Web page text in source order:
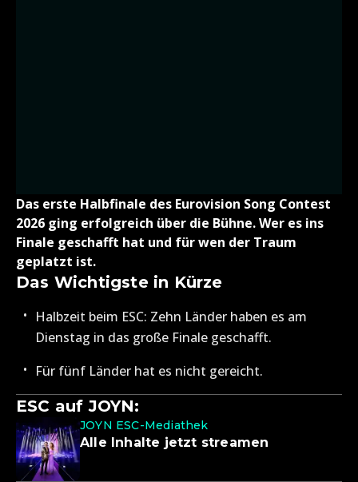
Das erste Halbfinale des Eurovision Song Contest
2026 ging erfolgreich über die Bühne. Wer es ins
Finale geschafft hat und für wen der Traum
geplatzt ist.
Das Wichtigste in Kürze
Halbzeit beim ESC: Zehn Länder haben es am
Dienstag in das große Finale geschafft.
Für fünf Länder hat es nicht gereicht.
ESC auf JOYN:
JOYN ESC-Mediathek
Alle Inhalte jetzt streamen